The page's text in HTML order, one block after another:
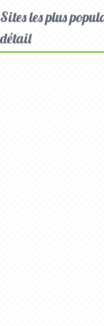
Sites les plus
détail